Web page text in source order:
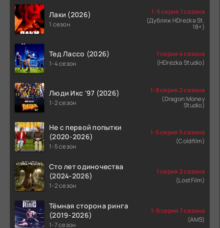
Лаки (2026)
1 сезон
1-5 серия 1 сезона
(Дубляж HDrezka St.
18+)
Тед Лассо (2026)
1-4 сезон
1 серия 4 сезона
(HDrezka Studio)
Люди Икс '97 (2026)
1-2 сезон
1-8 серия 2 сезона
(Dragon Money
Studio)
Не с первой попытки
(2020-2026)
1-5 сезон
1-5 серия 5 сезона
(Coldfilm)
Сто лет одиночества
(2024-2026)
1-2 сезон
1 серия 2 сезона
(LostFilm)
Тёмная сторона ринга
(2019-2026)
1-7 сезон
1-6 серия 7 сезона
(AMS)